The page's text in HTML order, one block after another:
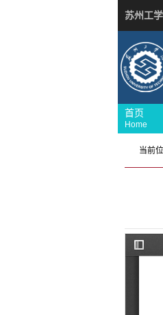
苏州工
首页
Home
当前